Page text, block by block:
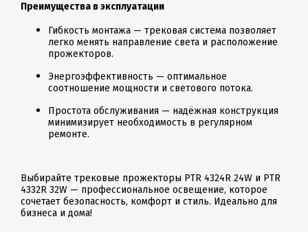
Преимущества в эксплуатации
Гибкость монтажа — трековая система позволяет
легко менять направление света и расположение
прожекторов.
Энергоэффективность — оптимальное
соотношение мощности и светового потока.
Простота обслуживания — надёжная конструкция
минимизирует необходимость в регулярном
ремонте.
Выбирайте трековые прожекторы PTR 4324R 24W и PTR
4332R 32W — профессиональное освещение, которое
сочетает безопасность, комфорт и стиль. Идеально для
бизнеса и дома!